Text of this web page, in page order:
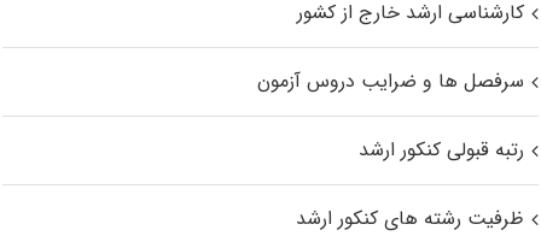
کارشناسی ارشد خارج از کشور
سرفصل ها و ضرایب دروس آزمون
رتبه قبولی کنکور ارشد
ظرفیت رشته های کنکور ارشد